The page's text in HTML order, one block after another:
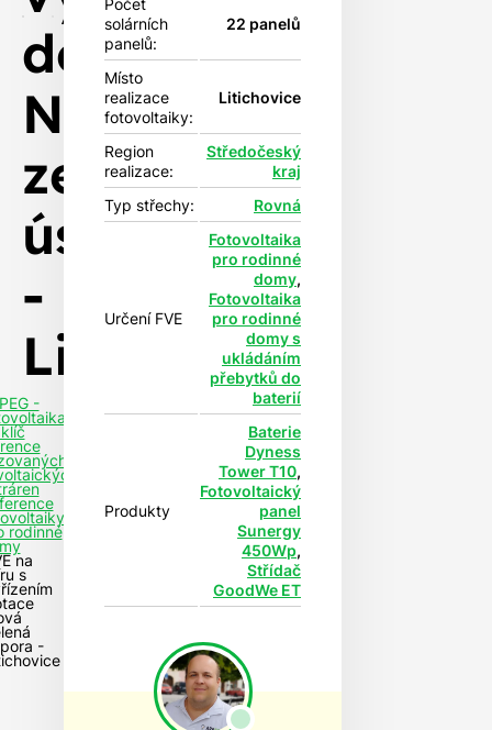
dotace
Nová
zelená
úspora
-
Litichovice
-
rodinné
na
s
-
Počet
solárních
panelů:
22 panelů
Místo
realizace
fotovoltaiky:
Litichovice
Region
realizace:
Středočeský
kraj
Typ střechy:
Rovná
Určení FVE
Fotovoltaika
pro rodinné
domy,
Fotovoltaika
pro rodinné
domy s
ukládáním
přebytků do
baterií
Produkty
Baterie
Dyness
Tower T10,
Fotovoltaický
panel
Sunergy
450Wp,
Střídač
GoodWe ET